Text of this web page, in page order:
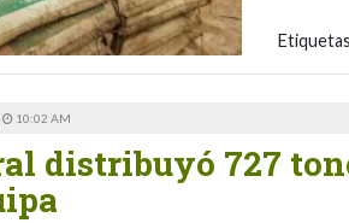
10:02 AM
distribuyó 727